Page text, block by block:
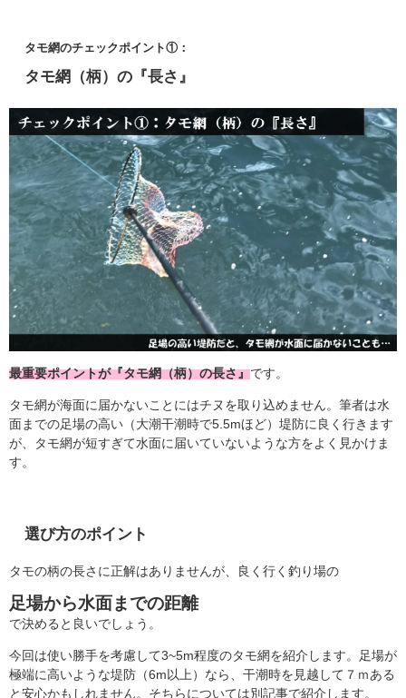
タモ網のチェックポイント①：
タモ網（柄）の『長さ』
最重要ポイントが『タモ網（柄）の長さ』です。
タモ網が海面に届かないことにはチヌを取り込めません。筆者は水
面までの足場の高い（大潮干潮時で5.5mほど）堤防に良く行きます
が、タモ網が短すぎて水面に届いていないような方をよく見かけま
す。
選び方のポイント
タモの柄の長さに正解はありませんが、良く行く釣り場の
足場から水面までの距離
で決めると良いでしょう。
今回は使い勝手を考慮して3~5m程度のタモ網を紹介します。足場が
極端に高いような堤防（6m以上）なら、干潮時を見越して７ｍある
と安心かもしれません。そちらについては別記事で紹介します。